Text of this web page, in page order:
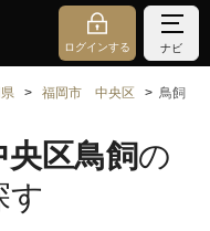
ログインする ナビ
福岡市 中央区 鳥飼
区鳥飼の
す